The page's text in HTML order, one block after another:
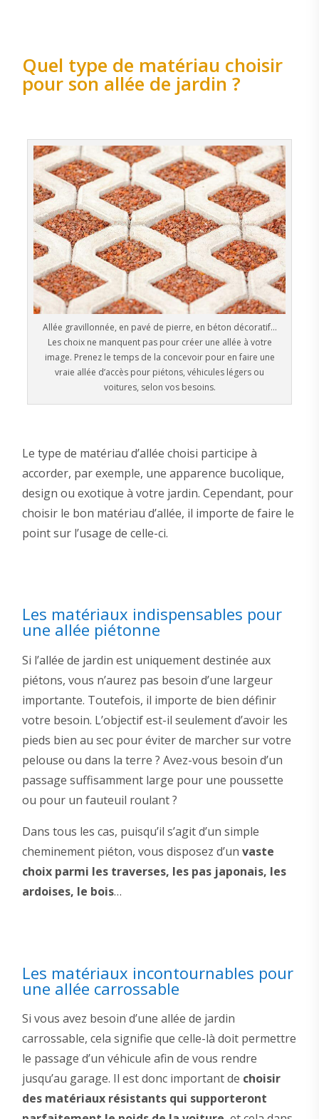
Quel type de matériau choisir
pour son allée de jardin ?
Allée gravillonnée, en pavé de pierre, en béton décoratif…
Les choix ne manquent pas pour créer une allée à votre
image. Prenez le temps de la concevoir pour en faire une
vraie allée d’accès pour piétons, véhicules légers ou
voitures, selon vos besoins.
Le type de matériau d’allée choisi participe à
accorder, par exemple, une apparence bucolique,
design ou exotique à votre jardin. Cependant, pour
choisir le bon matériau d’allée, il importe de faire le
point sur l’usage de celle-ci.
Les matériaux indispensables pour
une allée piétonne
Si l’allée de jardin est uniquement destinée aux
piétons, vous n’aurez pas besoin d’une largeur
importante. Toutefois, il importe de bien définir
votre besoin. L’objectif est-il seulement d’avoir les
pieds bien au sec pour éviter de marcher sur votre
pelouse ou dans la terre ? Avez-vous besoin d’un
passage suffisamment large pour une poussette
ou pour un fauteuil roulant ?
Dans tous les cas, puisqu’il s’agit d’un simple
cheminement piéton, vous disposez d’un vaste
choix parmi les traverses, les pas japonais, les
ardoises, le bois…
Les matériaux incontournables pour
une allée carrossable
Si vous avez besoin d’une allée de jardin
carrossable, cela signifie que celle-là doit permettre
le passage d’un véhicule afin de vous rendre
jusqu’au garage. Il est donc important de choisir
des matériaux résistants qui supporteront